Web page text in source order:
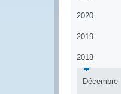
2020
2019
2018
Décembre